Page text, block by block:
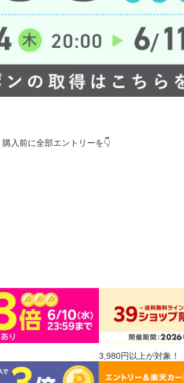
入前に全部エントリーを👇
3,980円以上が対象！